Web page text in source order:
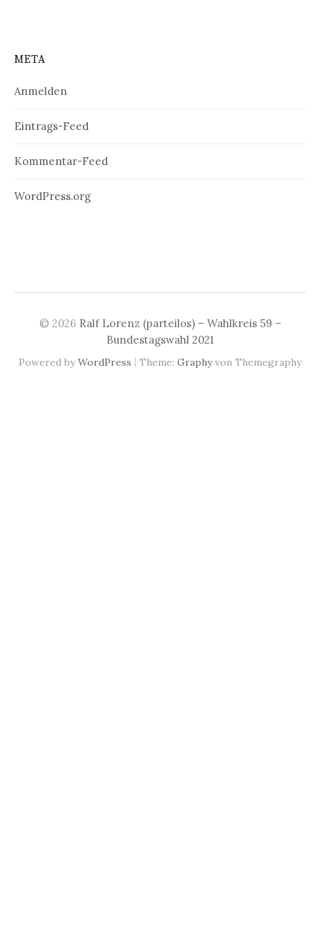
META
Anmelden
Eintrags-Feed
Kommentar-Feed
WordPress.org
© 2026 Ralf Lorenz (parteilos) – Wahlkreis 59 –
Bundestagswahl 2021
Powered byWordPress | Theme: Graphyvon Themegraphy